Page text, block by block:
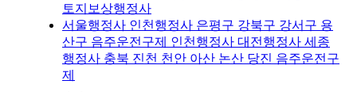
토지보상행정사
서울행정사 인천행정사 은평구 강북구 강서구 용
산구 음주운전구제 인천행정사 대전행정사 세종
행정사 충북 진천 천안 아산 논산 당진 음주운전구
제